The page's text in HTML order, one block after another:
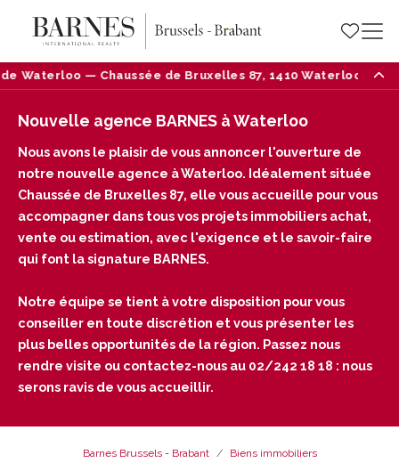
87, 1410 Waterloo — Tél : 02/242 18 18
Nouvelle agence BARNES à Waterloo
Nous avons le plaisir de vous annoncer l'ouverture de
notre nouvelle agence à Waterloo. Idéalement située
Chaussée de Bruxelles 87, elle vous accueille pour vous
accompagner dans tous vos projets immobiliers achat,
vente ou estimation, avec l'exigence et le savoir-faire
qui font la signature BARNES.
Notre équipe se tient à votre disposition pour vous
conseiller en toute discrétion et vous présenter les
plus belles opportunités de la région. Passez nous
rendre visite ou contactez-nous au 02/242 18 18 : nous
serons ravis de vous accueillir.
Barnes Brussels - Brabant
Biens immobiliers